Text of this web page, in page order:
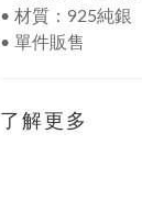
• 材質：925純銀
• 單件販售
了解更多